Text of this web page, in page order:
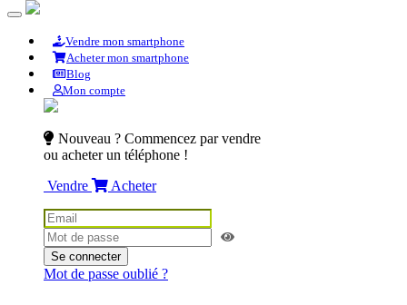
Vendre mon smartphone
Acheter mon smartphone
Blog
Mon compte
Nouveau ? Commencez par vendre
ou acheter un téléphone !
Vendre
Acheter
Se connecter
Mot de passe oublié ?